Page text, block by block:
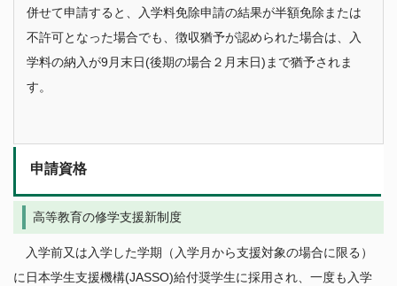
併せて申請すると、入学料免除申請の結果が半額免除または
不許可となった場合でも、徴収猶予が認められた場合は、入
学料の納入が9月末日(後期の場合２月末日)まで猶予されま
す。
申請資格
高等教育の修学支援新制度
入学前又は入学した学期（入学月から支援対象の場合に限る）
に日本学生支援機構(JASSO)給付奨学生に採用され、一度も入学